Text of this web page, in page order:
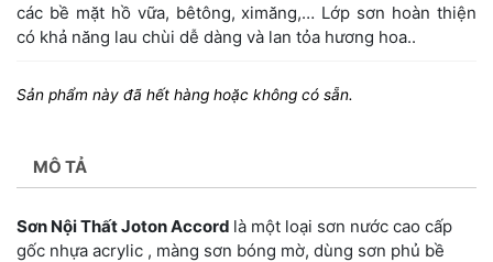
các bề mặt hồ vữa, bêtông, ximăng,… Lớp sơn hoàn thiện
có khả năng lau chùi dễ dàng và lan tỏa hương hoa..
Sản phẩm này đã hết hàng hoặc không có sẵn.
MÔ TẢ
Sơn Nội Thất Joton Accord là một loại sơn nước cao cấp
gốc nhựa acrylic , màng sơn bóng mờ, dùng sơn phủ bề